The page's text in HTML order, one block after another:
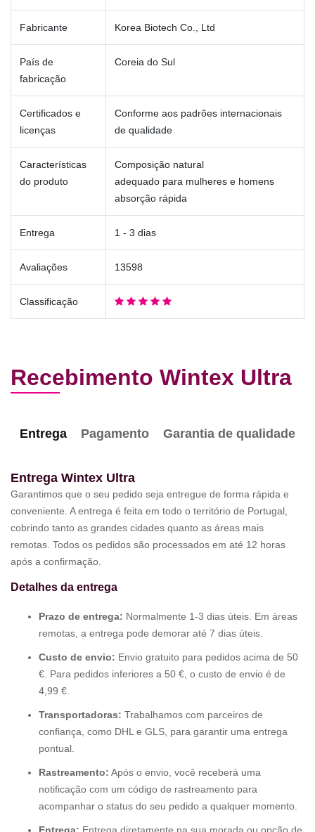
Fabricante Korea Biotech Co., Ltd
País de
fabricação
Coreia do Sul
Certificados e
licenças
Conforme aos padrões internacionais
de qualidade
Características
do produto
Composição natural
adequado para mulheres e homens
absorção rápida
Entrega 1 - 3 dias
Avaliações 13598
Classificação
Recebimento Wintex Ultra
Entrega Pagamento Garantia de qualidade
Entrega Wintex Ultra
Garantimos que o seu pedido seja entregue de forma rápida e
conveniente. A entrega é feita em todo o território de Portugal,
cobrindo tanto as grandes cidades quanto as áreas mais
remotas. Todos os pedidos são processados em até 12 horas
após a confirmação.
Detalhes da entrega
Prazo de entrega: Normalmente 1-3 dias úteis. Em áreas
remotas, a entrega pode demorar até 7 dias úteis.
Custo de envio: Envio gratuito para pedidos acima de 50
€. Para pedidos inferiores a 50 €, o custo de envio é de
4,99 €.
Transportadoras: Trabalhamos com parceiros de
confiança, como DHL e GLS, para garantir uma entrega
pontual.
Rastreamento: Após o envio, você receberá uma
notificação com um código de rastreamento para
acompanhar o status do seu pedido a qualquer momento.